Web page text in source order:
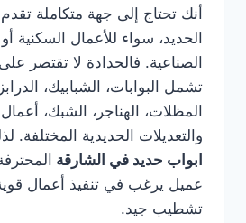
أنك تحتاج إلى جهة متكاملة
الحديد، سواء للأعمال السكنية أو
الصناعية. فالحدادة لا تقتصر
تشمل البوابات، الشبابيك،
المظلات، الهناجر، الشبك، أعمال
والتعديلات الحديدية المختلفة.
ابواب حديد في الشارقة
عميل يرغب في تنفيذ أعمال
تشطيب جيد.